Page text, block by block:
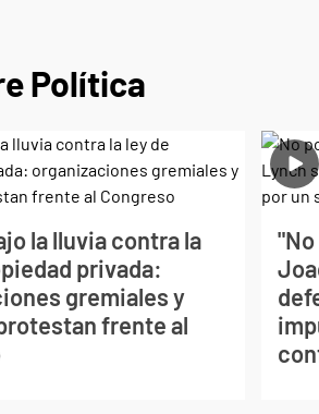
Política
la lluvia contra la
privada:
gremiales y
frente al